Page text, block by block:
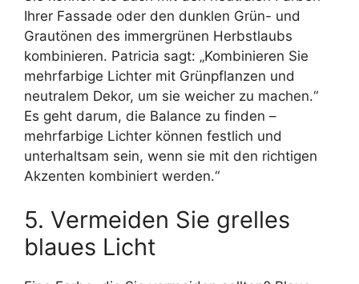
Ihrer Fassade oder den dunklen Grün- und
Grautönen des immergrünen Herbstlaubs
kombinieren. Patricia sagt: „Kombinieren Sie
mehrfarbige Lichter mit Grünpflanzen und
neutralem Dekor, um sie weicher zu machen.“
Es geht darum, die Balance zu finden –
mehrfarbige Lichter können festlich und
unterhaltsam sein, wenn sie mit den richtigen
Akzenten kombiniert werden.“
5. Vermeiden Sie grelles
blaues Licht